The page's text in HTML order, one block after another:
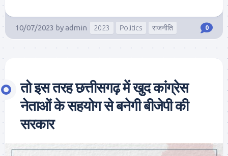
10/07/2023 byadmin 2023 Politics राजनीति 0
तो इस तरह छत्तीसगढ़ में खुद कांग्रेस
नेताओं के सहयोग से बनेगी बीजेपी की
सरकार